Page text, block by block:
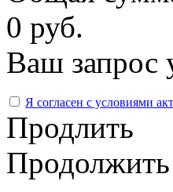
0 руб.
Ваш запрос
Я согласен с условиями
Продлить